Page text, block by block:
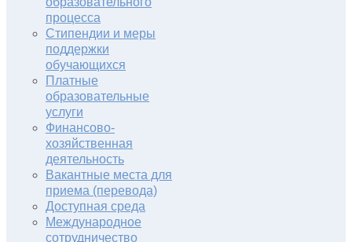
процесса
Стипендии и меры
поддержки
обучающихся
Платные
образовательные
услуги
Финансово-
хозяйственная
деятельность
Вакантные места для
приема (перевода)
Доступная среда
Международное
сотрудничество